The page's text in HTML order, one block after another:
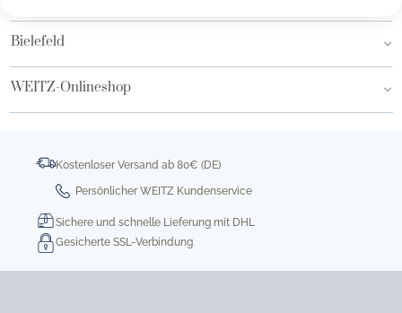
Bielefeld
WEITZ-Onlineshop
Kostenloser Versand ab 80€ (DE)
Persönlicher WEITZ Kundenservice
Sichere und schnelle Lieferung mit DHL
Gesicherte SSL-Verbindung